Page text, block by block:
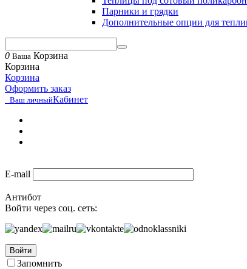
Парники и грядки
Дополнительные опции для
0 Ваша Корзина
Корзина
Корзина
Оформить заказ
Ваш личныйКабинет
E-mail
Антибот
Войти через соц. сеть:
Войти
Запомнить